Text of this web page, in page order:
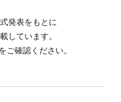
発表をもとに
しています。
ご確認ください。